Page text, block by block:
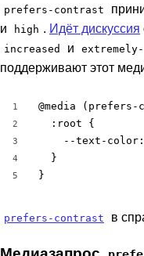
prefers-contrast
и high Идёт дискуссия
increased и
поддерживают этот
1
2
3
4
5
@media
  :root {
--text-
  }
}
prefers-contrast в